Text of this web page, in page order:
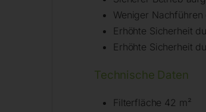
Weniger
Erhöhte Sicherheit
Erhöhte Sicherheit
Technische Daten
Filterfläche 42 m²